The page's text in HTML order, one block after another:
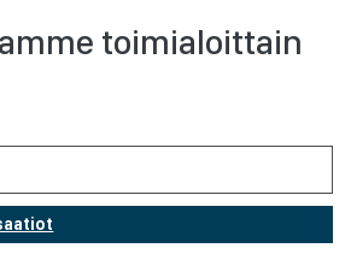
toimialoittain